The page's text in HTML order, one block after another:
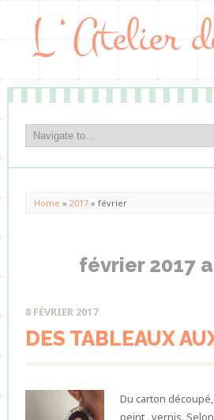
Home »2017 »février
février 2017
8 FÉVRIER 2017
DES TABLEAUX
Du carton
peint , vernis.